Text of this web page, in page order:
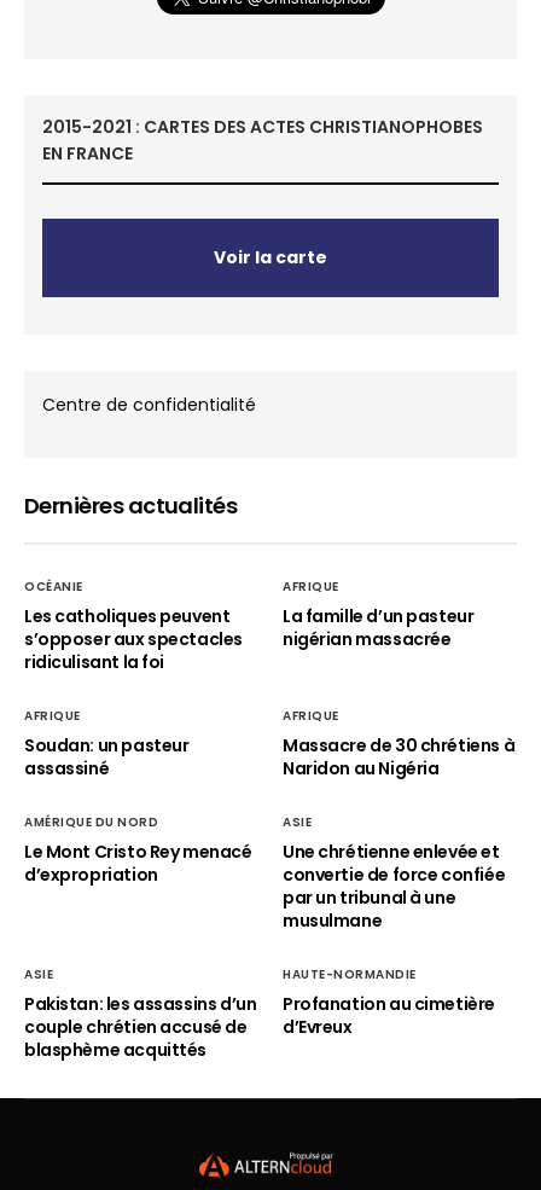
2015-2021 : CARTES DES ACTES CHRISTIANOPHOBES
EN FRANCE
Voir la carte
Centre de confidentialité
Dernières actualités
OCÉANIE
Les catholiques peuvent
s’opposer aux spectacles
ridiculisant la foi
AFRIQUE
La famille d’un pasteur
nigérian massacrée
AFRIQUE
Soudan: un pasteur
assassiné
AFRIQUE
Massacre de 30 chrétiens à
Naridon au Nigéria
AMÉRIQUE DU NORD
Le Mont Cristo Rey menacé
d’expropriation
ASIE
Une chrétienne enlevée et
convertie de force confiée
par un tribunal à une
musulmane
ASIE
Pakistan: les assassins d’un
couple chrétien accusé de
blasphème acquittés
HAUTE-NORMANDIE
Profanation au cimetière
d’Evreux